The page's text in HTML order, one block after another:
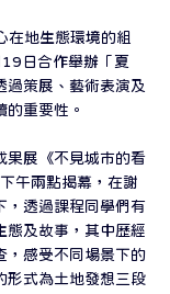
在地生態環境的組
日合作舉辦「夏
過策展、藝術表演及
的重要性。
果展《不見城市的看
午兩點揭幕，在謝
，透過課程同學們有
態及故事，其中歷經
，感受不同場景下的
形式為土地發想三段